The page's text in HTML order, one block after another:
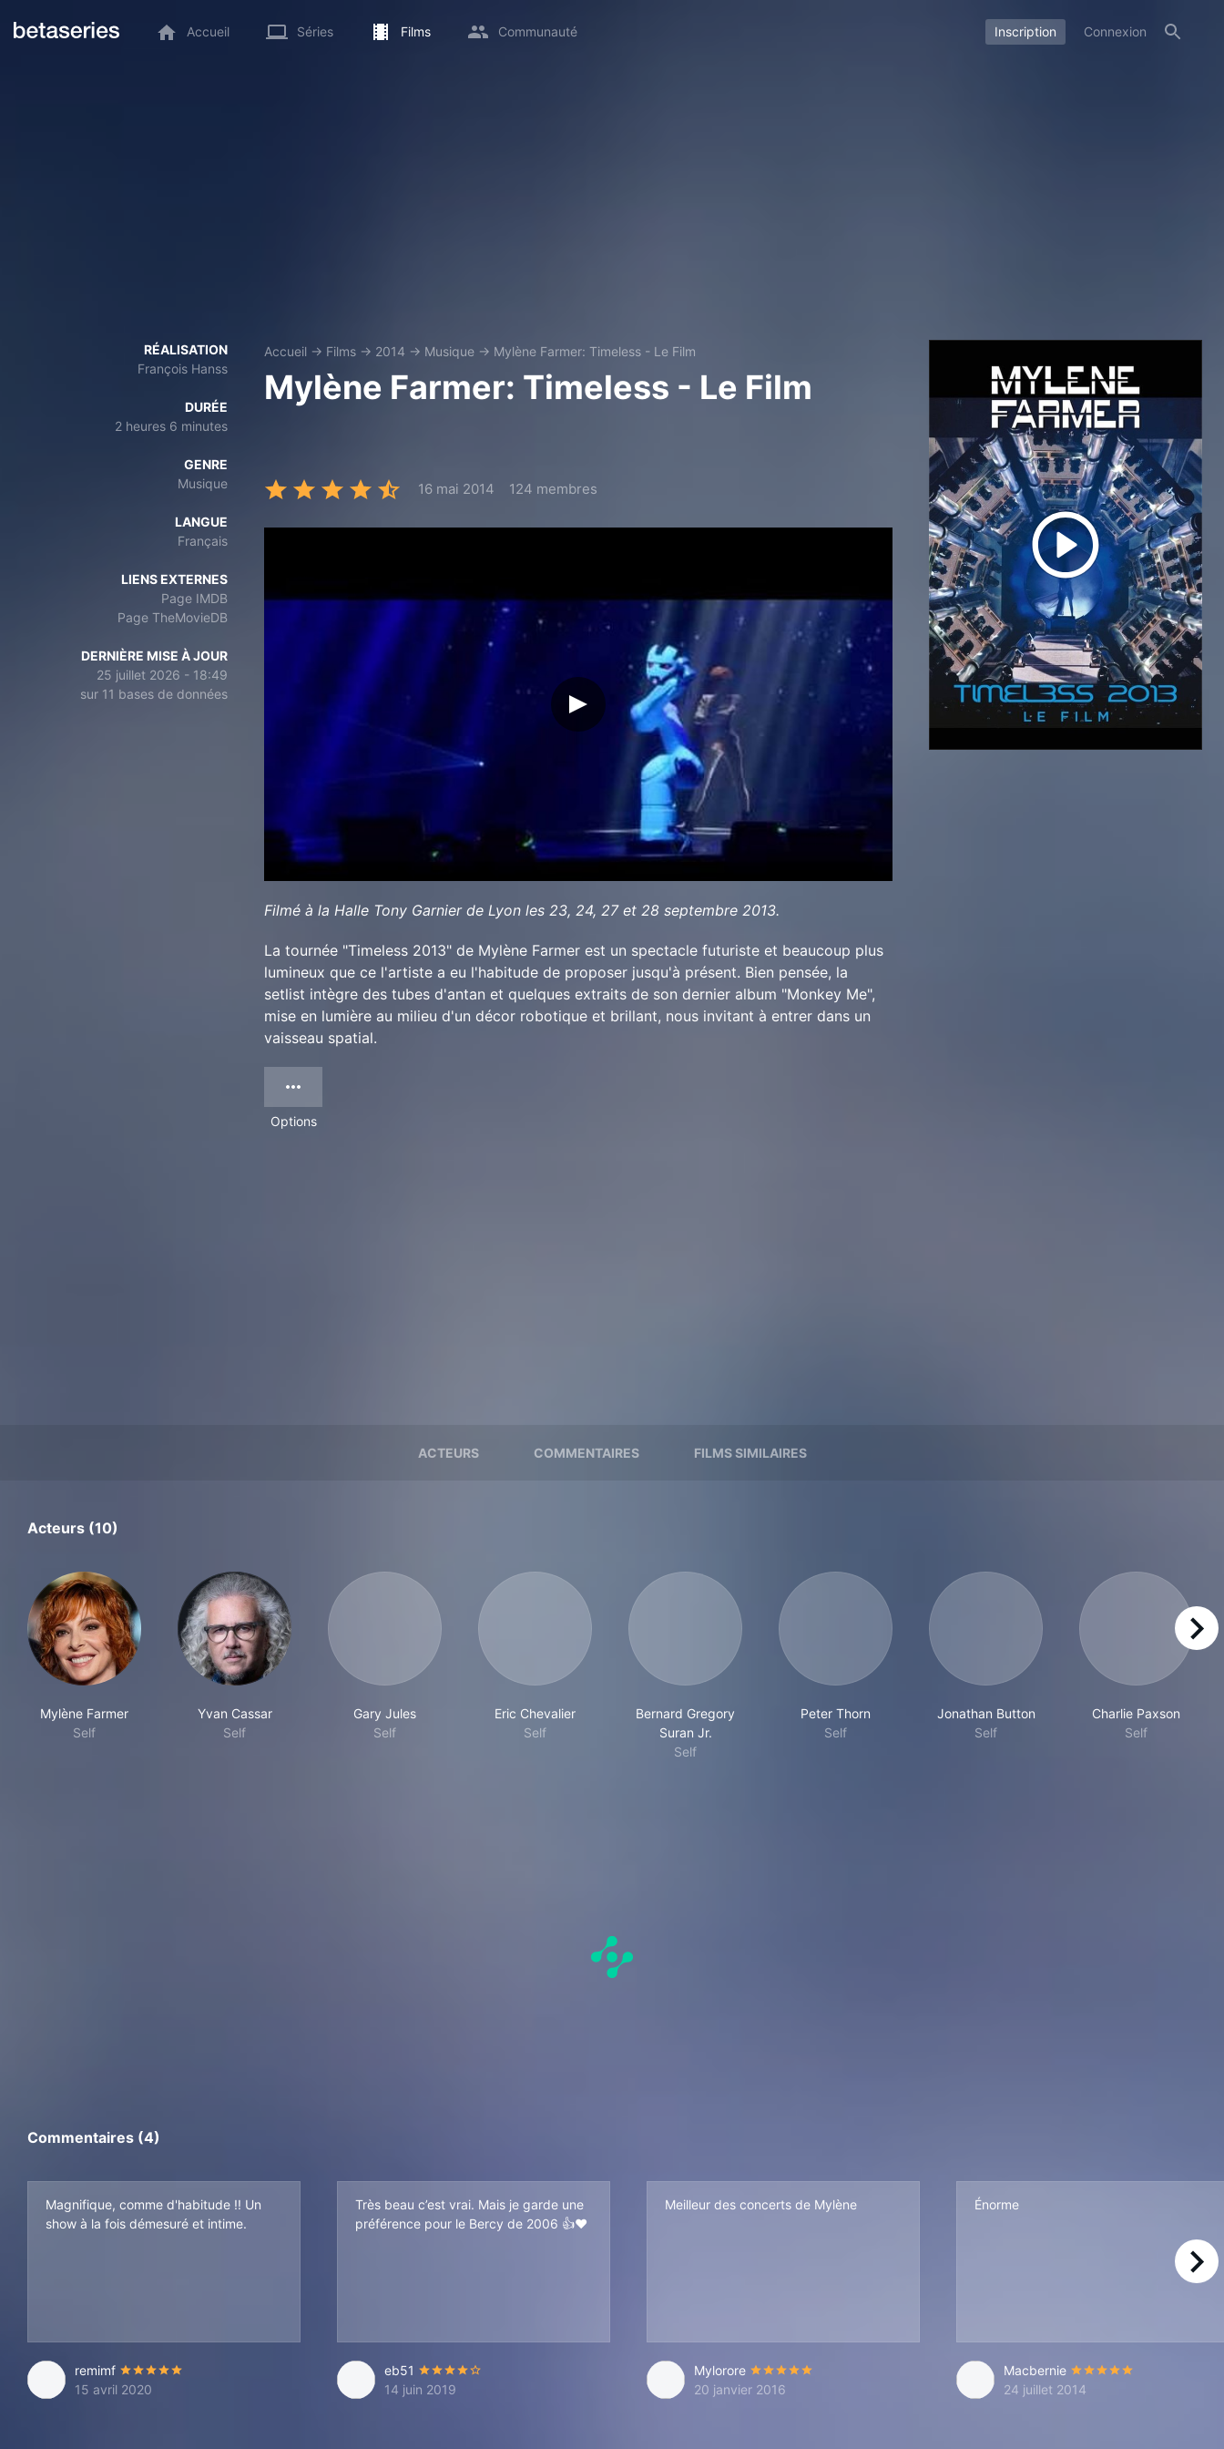
Accueil Séries Films Communauté Inscription Connexion
RÉALISATION
François Hanss
DURÉE
2 heures 6 minutes
GENRE
Musique
LANGUE
Français
LIENS EXTERNES
Page IMDB
Page TheMovieDB
DERNIÈRE MISE À JOUR
25 juillet 2026 - 18:49
sur 11 bases de données
Accueil → Films → 2014 → Musique → Mylène Farmer: Timeless - Le Film
Mylène Farmer: Timeless - Le Film
16 mai 2014 124 membres
Filmé à la Halle Tony Garnier de Lyon les 23, 24, 27 et 28 septembre 2013.
La tournée "Timeless 2013" de Mylène Farmer est un spectacle futuriste et beaucoup plus
lumineux que ce l'artiste a eu l'habitude de proposer jusqu'à présent. Bien pensée, la
setlist intègre des tubes d'antan et quelques extraits de son dernier album "Monkey Me",
mise en lumière au milieu d'un décor robotique et brillant, nous invitant à entrer dans un
vaisseau spatial.
Options
ACTEURS COMMENTAIRES FILMS SIMILAIRES
Acteurs (10)
Mylène Farmer
Self
Yvan Cassar
Self
Gary Jules
Self
Eric Chevalier
Self
Bernard Gregory
Suran Jr.
Self
Peter Thorn
Self
Jonathan Button
Self
Charlie Paxson
Self
right
Commentaires (4)
Magnifique, comme d'habitude !! Un
show à la fois démesuré et intime.
remimf
15 avril 2020
Très beau c’est vrai. Mais je garde une
préférence pour le Bercy de 2006 👍❤️
eb51
14 juin 2019
Meilleur des concerts de Mylène
Mylorore
20 janvier 2016
Énorme
Macbernie
24 juillet 2014
right